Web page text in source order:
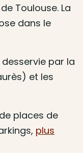
Toulouse. La
dans le
par la
et les
places de
plus